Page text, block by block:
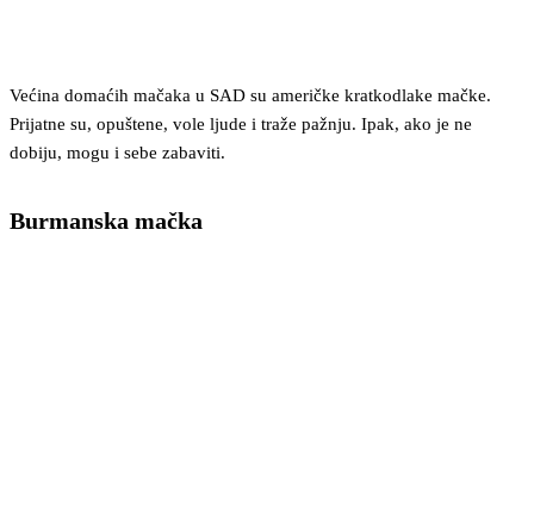
Većina domaćih mačaka u SAD su američke kratkodlake mačke.
Prijatne su, opuštene, vole ljude i traže pažnju. Ipak, ako je ne
dobiju, mogu i sebe zabaviti.
Burmanska mačka